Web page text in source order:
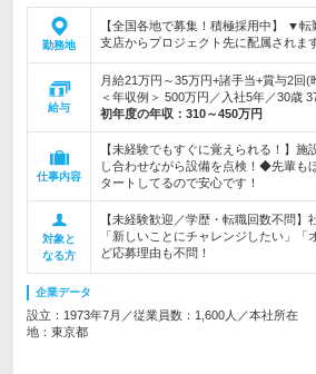
勤務地
【全国各地で募集！積極採用中】 ▼
支店からプロジェクト先に配属されま
給与
月給21万円～35万円+諸手当+賞与2回(
＜年収例＞ 500万円／入社5年／30歳
初年度の年収： 310～450万円
仕事内容
【未経験でもすぐに覚えられる！】施
し合わせながら設備を点検！◆先輩も
タートしてるので安心です！
対象と
なる方
【未経験歓迎／学歴・転職回数不問
「新しいことにチャレンジしたい」「
ど応募理由も不問！
企業データ
設立：1973年7月／従業員数：1,600人／本社所在
地：東京都